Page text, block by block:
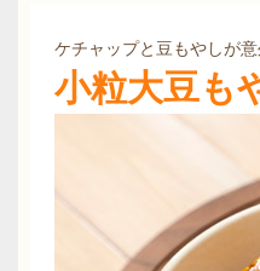
ケチャップと豆もやしが
小粒大豆も